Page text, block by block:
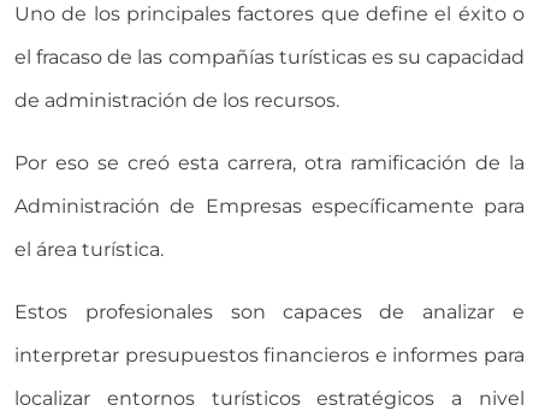
Uno de los principales factores que define el éxito o
el fracaso de las compañías turísticas es su capacidad
de administración de los recursos.
Por eso se creó esta carrera, otra ramificación de la
Administración de Empresas específicamente para
el área turística.
Estos profesionales son capaces de analizar e
interpretar presupuestos financieros e informes para
localizar entornos turísticos estratégicos a nivel